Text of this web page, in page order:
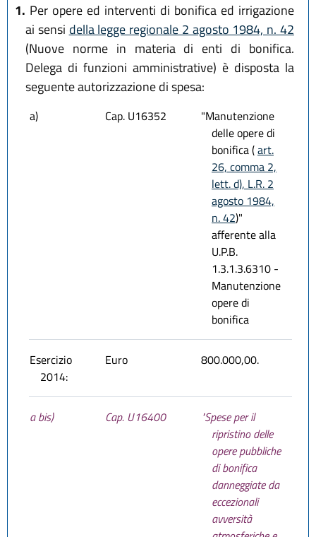
1. Per opere ed interventi di bonifica ed irrigazione
ai sensi della legge regionale 2 agosto 1984, n. 42
(Nuove norme in materia di enti di bonifica.
Delega di funzioni amministrative) è disposta la
seguente autorizzazione di spesa:
a) Cap. U16352
"Manutenzione
delle opere di
bonifica (art.
26, comma 2,
lett. d), L.R. 2
agosto 1984,
n. 42)"
afferente alla
U.P.B.
1.3.1.3.6310 -
Manutenzione
opere di
bonifica
Esercizio
2014:
Euro 800.000,00.
a bis) Cap. U16400
"Spese per il
ripristino delle
opere pubbliche
di bonifica
danneggiate da
eccezionali
avversità